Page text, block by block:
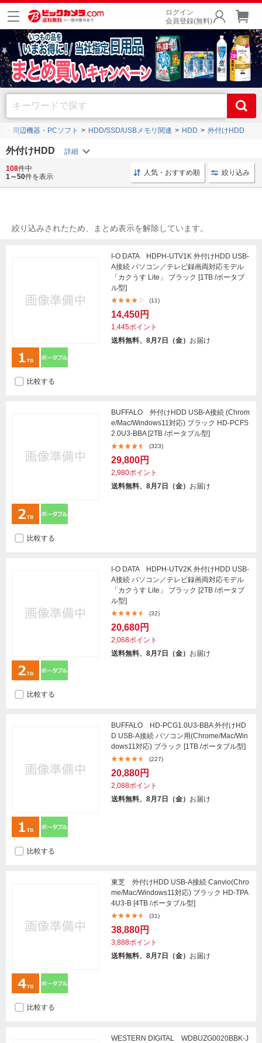
ログイン
会員登録(無料)
・周辺機器・PCソフト HDD/SSD/USBメモリ関連 HDD 外付けHDD
外付けHDD
据え置き型 外付けHDD 外付けHDD Windows11 外
108件中
1～50件を表示 人気・おすすめ順 絞り込み
絞り込みされたため、まとめ表示を解除しています。
I-O DATA HDPH-UTV1K 外付けHDD USB-
A接続 パソコン／テレビ録画両対応モデル
「カクうす Lite」 ブラック [1TB /ポータブ
ル型]
(11)
14,450円
1,445ポイント
送料無料、8月7日（金） お届け
比較する
BUFFALO 外付けHDD USB-A接続 (Chrom
e/Mac/Windows11対応) ブラック HD-PCFS
2.0U3-BBA [2TB /ポータブル型]
(323)
29,800円
2,980ポイント
送料無料、8月7日（金） お届け
比較する
I-O DATA HDPH-UTV2K 外付けHDD USB-
A接続 パソコン／テレビ録画両対応モデル
「カクうす Lite」 ブラック [2TB /ポータブ
ル型]
(32)
20,680円
2,068ポイント
送料無料、8月7日（金） お届け
比較する
BUFFALO HD-PCG1.0U3-BBA 外付けHD
D USB-A接続 パソコン用(Chrome/Mac/Win
dows11対応) ブラック [1TB /ポータブル型]
(227)
20,880円
2,088ポイント
送料無料、8月7日（金） お届け
比較する
東芝 外付けHDD USB-A接続 Canvio(Chro
me/Mac/Windows11対応) ブラック HD-TPA
4U3-B [4TB /ポータブル型]
(31)
38,880円
3,888ポイント
送料無料、8月7日（金） お届け
比較する
WESTERN DIGITAL WDBUZG0020BBK-J